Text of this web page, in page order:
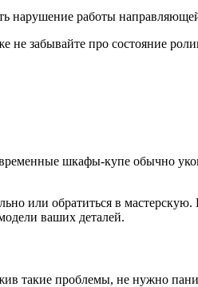
нарушение работы
не забывайте про состояние
шкафы-купе обычно
или обратиться в мастерскую.
ваших деталей.
такие проблемы, не нужно